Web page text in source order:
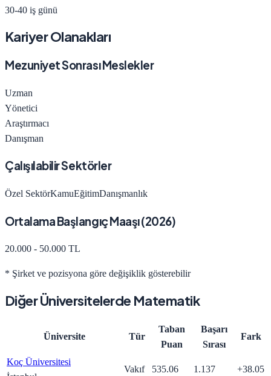
30-40 iş günü
Kariyer Olanakları
Mezuniyet Sonrası Meslekler
Uzman
Yönetici
Araştırmacı
Danışman
Çalışılabilir Sektörler
Özel SektörKamuEğitimDanışmanlık
Ortalama Başlangıç Maaşı (2026)
20.000 - 50.000 TL
* Şirket ve pozisyona göre değişiklik gösterebilir
Diğer Üniversitelerde Matematik
Üniversite Tür
Taban
Puan
Başarı
Sırası
Fark
Koç Üniversitesi
Vakıf 535.06 1.137 +38.05